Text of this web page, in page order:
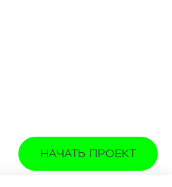
НАЧАТЬ ПРОЕКТ